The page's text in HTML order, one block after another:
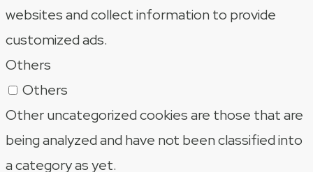
websites and collect information to provide
customized ads.
Others
Others
Other uncategorized cookies are those that are
being analyzed and have not been classified into
a category as yet.